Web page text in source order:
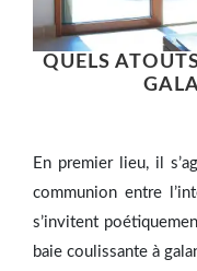
QUELS
En premier lieu, il
communion entre
s’invitent
baie coulissante à